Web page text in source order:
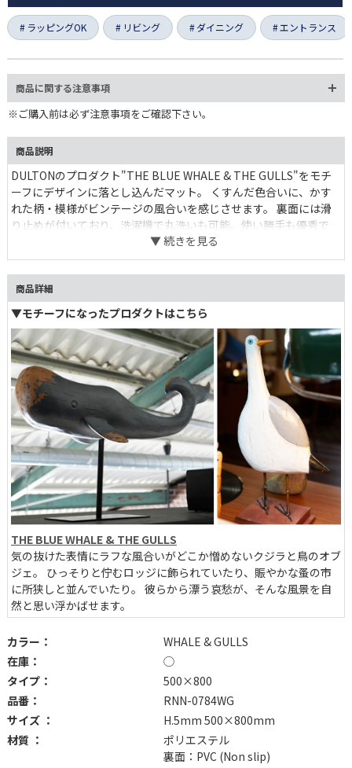
ラッピングOK リビング ダイニング エントランス
商品に関する注意事項
※ご購入前は必ず注意事項をご確認下さい。
商品説明
DULTONのプロダクト"THE BLUE WHALE & THE GULLS"をモチ
ーフにデザインに落とし込んだマット。 くすんだ色合いに、かす
れた柄・模様がビンテージの風合いを感じさせます。 裏面には滑
り止めが付いており、洗濯機で丸洗いも可能。使い勝手も優秀で
す。 落ち着いた色合いなので、空間に取り入れやすく、個性的な
柄がアクセントに。 程よくゆるいデザインがクセになりそうで
す。
商品詳細
▼モチーフになったプロダクトはこちら
THE BLUE WHALE & THE GULLS
気の抜けた表情にラフな風合いがどこか憎めないクジラと鳥のオブ
ジェ。 ひっそりと佇むロッジに飾られていたり、賑やかな蚤の市
に所狭しと並んでいたり。 彼らから漂う哀愁が、そんな風景を自
然と思い浮かばせます。
カラー：
WHALE & GULLS
在庫：
◯
タイプ：
500×800
品番：
RNN-0784WG
サイズ ：
H.5mm 500×800mm
材質 ：
ポリエステル
裏面：PVC (Non slip)